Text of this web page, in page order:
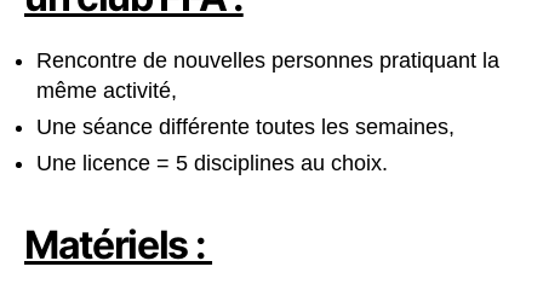
Rencontre de nouvelles personnes pratiquant la
même activité,
Une séance différente toutes les semaines,
Une licence = 5 disciplines au choix.
Matériels :